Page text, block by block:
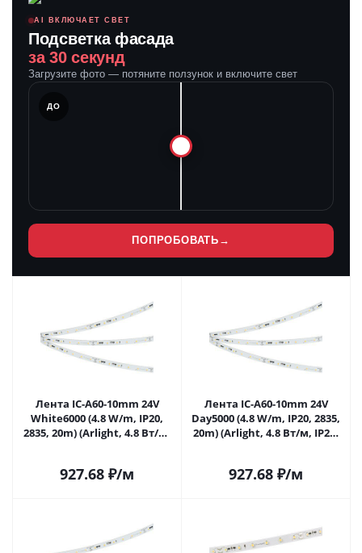
AI ВКЛЮЧАЕТ СВЕТ
Подсветка фасада
за 30 секунд
Загрузите фото — потяните ползунок и включите свет
ДО
ПОПРОБОВАТЬ →
Лента IC-A60-10mm 24V
White6000 (4.8 W/m, IP20,
2835, 20m) (Arlight, 4.8 Вт/м,
927.68 ₽/м
Лента IC-A60-10mm 24V
Day5000 (4.8 W/m, IP20, 2835,
20m) (Arlight, 4.8 Вт/м, IP20)
927.68 ₽/м